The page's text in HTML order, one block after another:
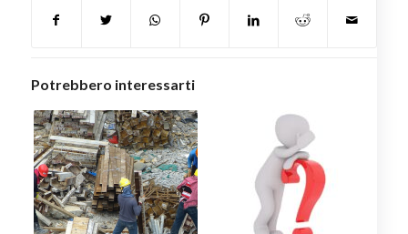
Potrebbero interessarti